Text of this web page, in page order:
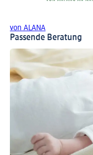
von ALANA
Passende Beratung